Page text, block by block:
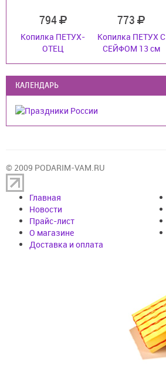
794
Копилка ПЕТУХ-
ОТЕЦ
773
Копилка ПЕТУХ С
СЕЙФОМ 13 см
КАЛЕНДАРЬ
© 2009 PODARIM-VAM.RU
Главная
Новости
Прайс-лист
О магазине
Доставка и оплата